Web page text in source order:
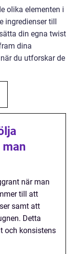
olika elementen i
ingredienser till
din egna twist
dina
du utforskar de
när man
till att
samt att
Detta
och konsistens